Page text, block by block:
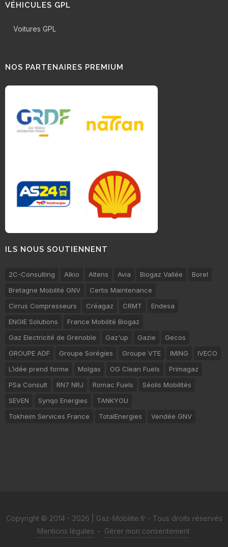
VÉHICULES GPL
Voitures GPL
NOS PARTENAIRES PREMIUM
ILS NOUS SOUTIENNENT
2C-Consulting Alkio Altens Avia Biogaz Vallée
Borel
Bretagne Mobilité GNV
Certis Maintenance
Cirrus Compresseurs
Créagaz CRMT
Endesa
ENGIE Solutions
France Mobilité Biogaz
Gaz Electricité de Grenoble
Gaz'up Gazie
Gecos
GROUPE ADF
Groupe Sorégies Groupe VTE IMING
IVECO
L’idée prend forme
Molgas OG Clean Fuels
Primagaz
PSa Consult
RN7 NRJ Romac Fuels
Séolis Mobilités
SEVEN
Synqo Energies
TANKYOU
Tokheim Services France
TotalEnergies Vendée GNV
Copyright © 2014 - 2026 | Gaz-Mobilite.fr - Tous droits réservés
Mentions légales - Gérer mon consentement